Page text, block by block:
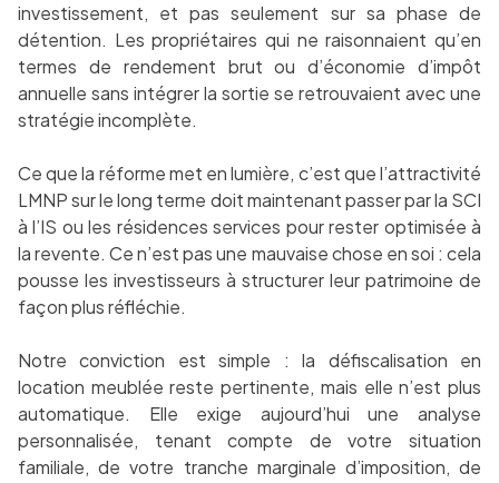
investissement, et pas seulement sur sa phase de
détention. Les propriétaires qui ne raisonnaient qu’en
termes de rendement brut ou d’économie d’impôt
annuelle sans intégrer la sortie se retrouvaient avec une
stratégie incomplète.
Ce que la réforme met en lumière, c’est que l’attractivité
LMNP sur le long terme doit maintenant passer par la SCI
à l’IS ou les résidences services pour rester optimisée à
la revente. Ce n’est pas une mauvaise chose en soi : cela
pousse les investisseurs à structurer leur patrimoine de
façon plus réfléchie.
Notre conviction est simple : la défiscalisation en
location meublée reste pertinente, mais elle n’est plus
automatique. Elle exige aujourd’hui une analyse
personnalisée, tenant compte de votre situation
familiale, de votre tranche marginale d’imposition, de